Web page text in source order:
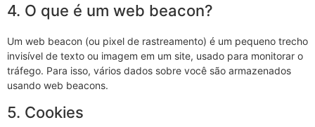
4. O que é um web beacon?
Um web beacon (ou pixel de rastreamento) é um pequeno trecho
invisível de texto ou imagem em um site, usado para monitorar o
tráfego. Para isso, vários dados sobre você são armazenados
usando web beacons.
5. Cookies